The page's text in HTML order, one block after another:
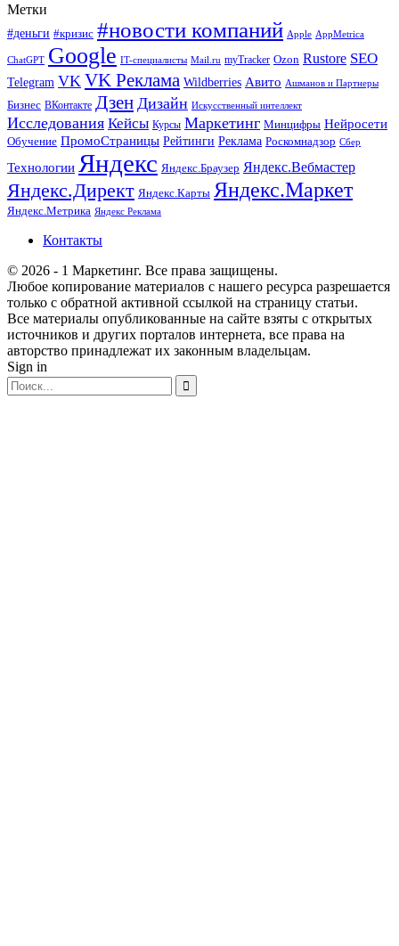
Метки
#деньги #кризис #новости компаний Apple AppMetrica
ChatGPT Google IT-специалисты Mail.ru myTracker Ozon Rustore SEO
Telegram VK VK Реклама Wildberries Авито Ашманов и Партнеры
Бизнес ВКонтакте Дзен Дизайн Искусственный интеллект
Исследования Кейсы Курсы Маркетинг Минцифры Нейросети
Обучение ПромоСтраницы Рейтинги Реклама Роскомнадзор Сбер
Технологии Яндекс Яндекс.Браузер Яндекс.Вебмастер
Яндекс.Директ Яндекс.Карты Яндекс.Маркет
Яндекс.Метрика Яндекс Реклама
Контакты
© 2026 - 1 Маркетинг. Все права защищены.
Любое копирование материалов с нашего ресурса разрешается
только с обратной активной ссылкой на страницу статьи.
Все материалы опубликованные на сайте взяты с открытых
источников и других порталов интернета, все права на
авторство принадлежат их законным владельцам.
Sign in